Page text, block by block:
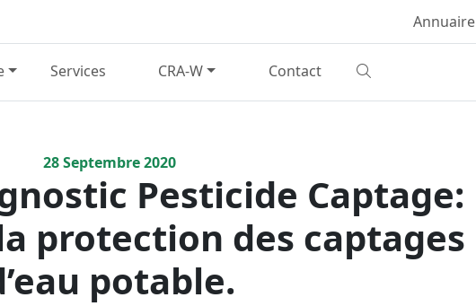
Annuaire
Services CRA-W Contact
28Septembre2020
Pesticide Captage:
protection des captages
potable.